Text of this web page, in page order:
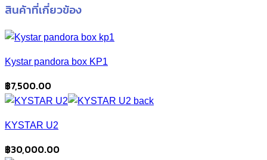
สินค้าที่เกี่ยวข้อง
Kystar pandora box KP1
฿7,500.00
KYSTAR U2
฿30,000.00